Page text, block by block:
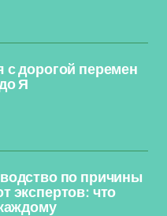
с дорогой перемен
Я
по причины
экспертов: что